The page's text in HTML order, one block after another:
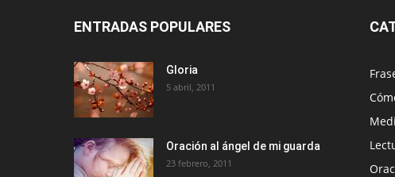
ENTRADAS POPULARES
Gloria
5 abril, 2011
Oración al ángel de mi guarda
23 febrero, 2011